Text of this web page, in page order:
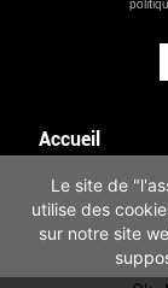
Accueil
Les actualités
Mentions
Infos pratiques
Politique de
Le site de
utilise des
sur notre site